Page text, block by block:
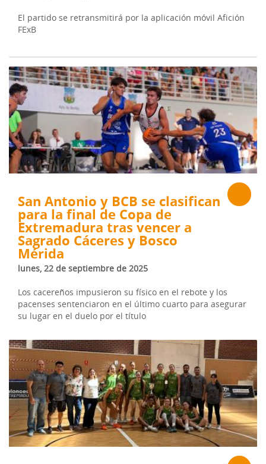
El partido se retransmitirá por la aplicación móvil Afición
FExB
San Antonio y BCB se clasifican
para la final de Copa de
Extremadura tras vencer a
Sagrado Cáceres y Bosco
Mérida
lunes, 22 de septiembre de 2025
Los cacereños impusieron su físico en el rebote y los
pacenses sentenciaron en el último cuarto para asegurar
su lugar en el duelo por el título